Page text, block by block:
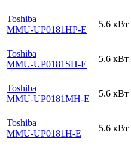
Toshiba
MMU-UP0181HP-E
5.6 кВт
Toshiba
MMU-UP0181SH-E
5.6 кВт
Toshiba
MMU-UP0181MH-E
5.6 кВт
Toshiba
MMU-UP0181H-E
5.6 кВт